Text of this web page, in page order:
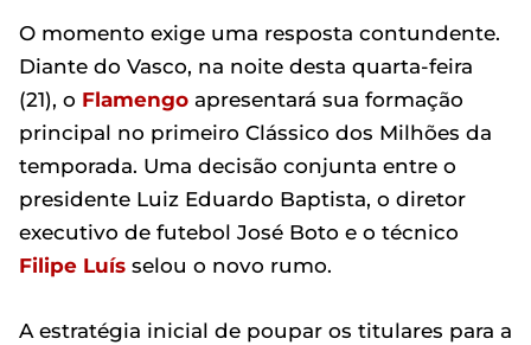
O momento exige uma resposta contundente.
Diante do Vasco, na noite desta quarta-feira
(21), o Flamengo apresentará sua formação
principal no primeiro Clássico dos Milhões da
temporada. Uma decisão conjunta entre o
presidente Luiz Eduardo Baptista, o diretor
executivo de futebol José Boto e o técnico
Filipe Luís selou o novo rumo.
A estratégia inicial de poupar os titulares para a